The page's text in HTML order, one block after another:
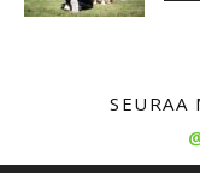
SEURAA